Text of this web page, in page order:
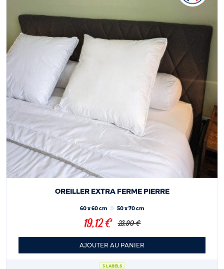
3 LABELS
OREILLER EXTRA FERME PIERRE
60 x 60 cm 50 x 70 cm
19,12 € 23,90 €
AJOUTER AU PANIER